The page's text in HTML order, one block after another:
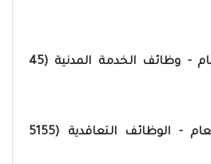
1- وظائف القطاع العام - وظائف الخدمة المدنية (45
2- وظائف القطاع العام - الوظائف التعاقدية (5155